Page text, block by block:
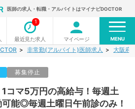
医師の求人・転職・アルバイトはマイナビDOCTOR
最近見た求人
1
マイページ MENU
非常勤(アルバイト)医師求人 大阪府
募集停止
1コマ5万円の高給与！毎週土
能◎毎週土曜日午前診のみ！